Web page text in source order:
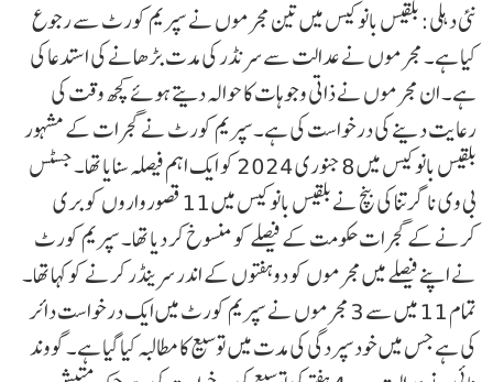
نئی دہلی: بلقیس بانو کیس میں تین مجرموں نے سپریم کورٹ سے رجوع
کیا ہے۔ مجرموں نے عدالت سے سرنڈر کی مدت بڑھانے کی استدعا کی
ہے۔ ان مجرموں نے ذاتی وجوہات کا حوالہ دیتے ہوئے کچھ وقت کی
رعایت دینے کی درخواست کی ہے۔سپریم کورٹ نے گجرات کے مشہور
بلقیس بانو کیس میں 8 جنوری 2024 کو ایک اہم فیصلہ سنایا تھا۔ جسٹس
بی وی ناگرتنا کی بنچ نے بلقیس بانو کیس میں 11 قصورواروں کو بری
کرنے کے گجرات حکومت کے فیصلے کو منسوخ کر دیا تھا۔ سپریم کورٹ
نے اپنے فیصلے میں مجرموں کو دو ہفتوں کے اندر سرینڈر کرنے کو کہا تھا۔
تمام 11 میں سے 3 مجرموں نے سپریم کورٹ میں ایک درخواست دائر
کی ہے جس میں خودسپردگی کی مدت میں توسیع کا مطالبہ کیا گیا ہے۔ گووند